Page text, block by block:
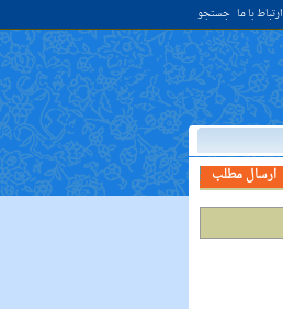
ارتباط با ما جستجو
امام علي (عليه السلام) فرمودند:
ارسال مطلب